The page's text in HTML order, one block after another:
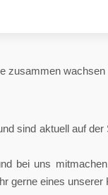
zusammen
sind aktuell auf der
bei uns
gerne eines unserer